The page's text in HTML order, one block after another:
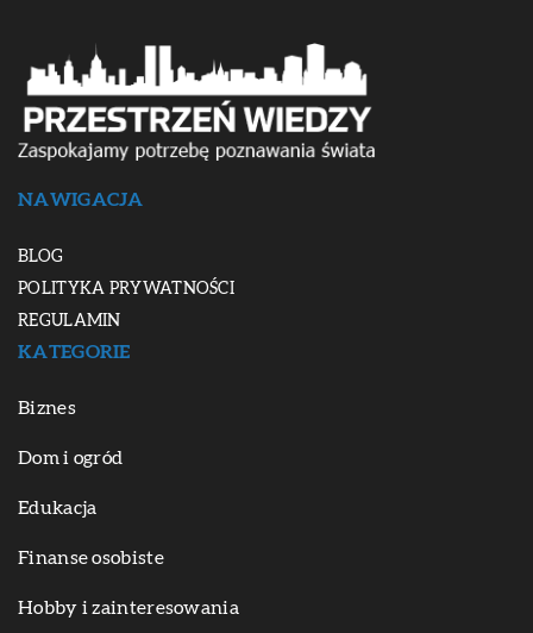
NAWIGACJA
BLOG
POLITYKA PRYWATNOŚCI
REGULAMIN
KATEGORIE
Biznes
Dom i ogród
Edukacja
Finanse osobiste
Hobby i zainteresowania